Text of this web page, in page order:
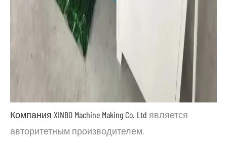
Компания XINBO Machine Making Co. Ltd является
авторитетным производителем,